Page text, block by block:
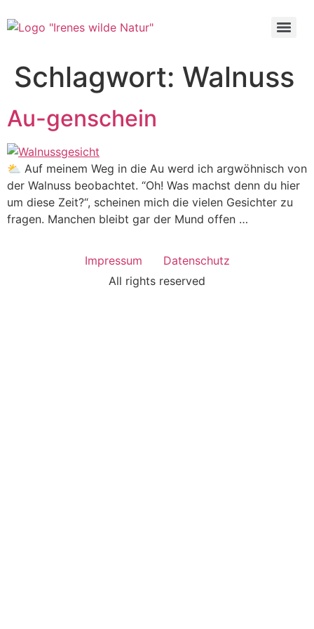
Schlagwort: Walnuss
Au-genschein
⛅ Auf meinem Weg in die Au werd ich argwöhnisch von
der Walnuss beobachtet. “Oh! Was machst denn du hier
um diese Zeit?“, scheinen mich die vielen Gesichter zu
fragen. Manchen bleibt gar der Mund offen …
Impressum
Datenschutz
All rights reserved